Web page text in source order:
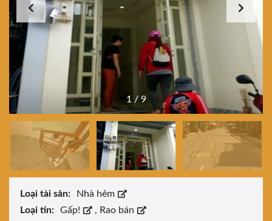
1 / 9
Loại tài sản:
Nhà hẻm
Loại tin:
Gấp! , Rao bán